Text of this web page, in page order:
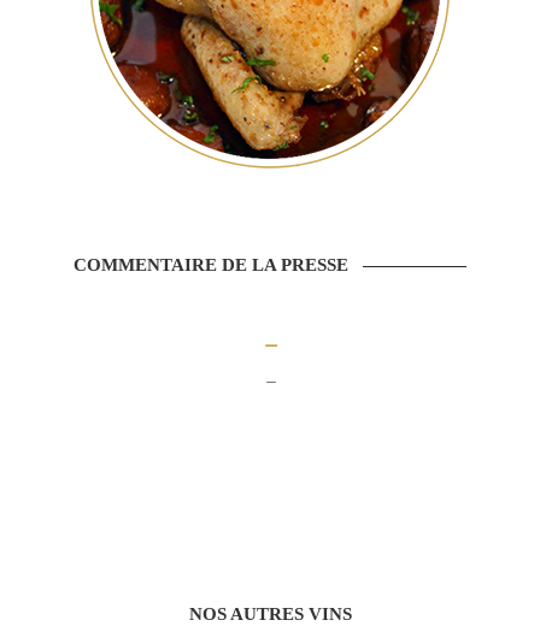
COMMENTAIRE DE LA PRESSE
–
–
NOS AUTRES VINS